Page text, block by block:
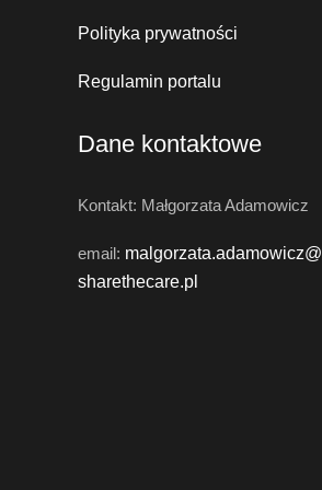
Polityka prywatności
Regulamin portalu
Dane kontaktowe
Kontakt: Małgorzata Adamowicz
email: malgorzata.adamowicz@
sharethecare.pl